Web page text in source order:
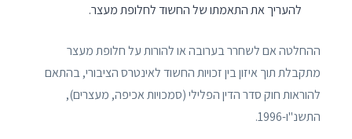
להעריך את התאמתו של החשוד לחלופת מעצר.
ההחלטה אם לשחרר בערובה או להורות על חלופת מעצר
מתקבלת תוך איזון בין זכויות החשוד לאינטרס הציבורי, בהתאם
להוראות חוק סדר הדין הפלילי (סמכויות אכיפה, מעצרים),
התשנ"ו-1996.